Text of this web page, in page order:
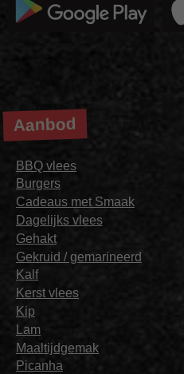
Aanbod
BBQ vlees
Burgers
Cadeaus met Smaak
Dagelijks vlees
Gehakt
Gekruid / gemarineerd
Kalf
Kerst vlees
Kip
Lam
Maaltijdgemak
Picanha